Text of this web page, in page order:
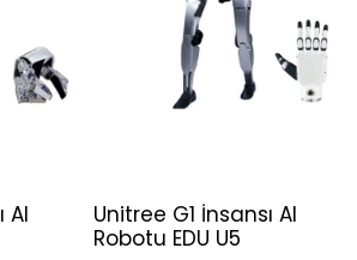
AI
Unitree G1 İnsansı AI
Robotu EDU U5